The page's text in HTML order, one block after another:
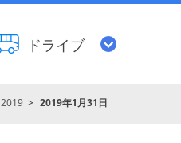
ドライブ
2019 2019年1月31日